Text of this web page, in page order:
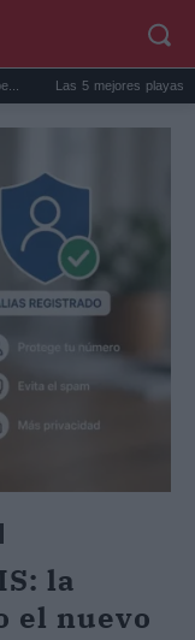
5 mejores playas de
la
el nuevo